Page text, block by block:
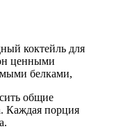
коктейль для
ценными
белками,
общие
Каждая порция